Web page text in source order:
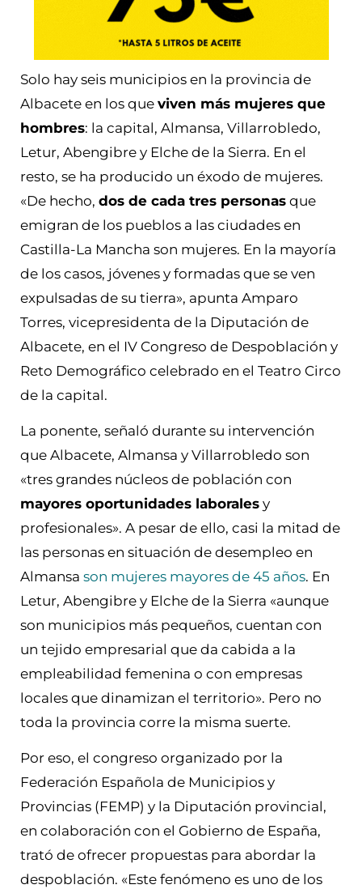
Solo hay seis municipios en la provincia de
Albacete en los que viven más mujeres que
hombres: la capital, Almansa, Villarrobledo,
Letur, Abengibre y Elche de la Sierra. En el
resto, se ha producido un éxodo de mujeres.
«De hecho, dos de cada tres personas que
emigran de los pueblos a las ciudades en
Castilla-La Mancha son mujeres. En la mayoría
de los casos, jóvenes y formadas que se ven
expulsadas de su tierra», apunta Amparo
Torres, vicepresidenta de la Diputación de
Albacete, en el IV Congreso de Despoblación y
Reto Demográfico celebrado en el Teatro Circo
de la capital.
La ponente, señaló durante su intervención
que Albacete, Almansa y Villarrobledo son
«tres grandes núcleos de población con
mayores oportunidades laborales y
profesionales». A pesar de ello, casi la mitad de
las personas en situación de desempleo en
Almansa son mujeres mayores de 45 años. En
Letur, Abengibre y Elche de la Sierra «aunque
son municipios más pequeños, cuentan con
un tejido empresarial que da cabida a la
empleabilidad femenina o con empresas
locales que dinamizan el territorio». Pero no
toda la provincia corre la misma suerte.
Por eso, el congreso organizado por la
Federación Española de Municipios y
Provincias (FEMP) y la Diputación provincial,
en colaboración con el Gobierno de España,
trató de ofrecer propuestas para abordar la
despoblación. «Este fenómeno es uno de los